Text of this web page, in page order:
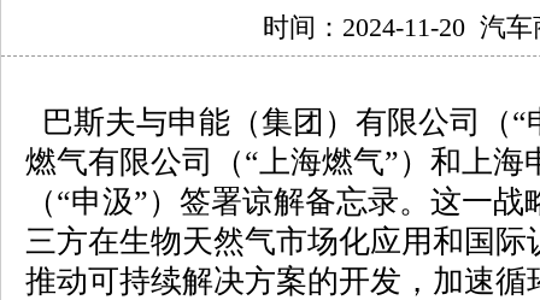
时间：2024-11-20 汽车
巴斯夫与申能（集团）有限公司（
燃气有限公司（“上海燃气”）和上
（“申汲”）签署谅解备忘录。这一
三方在生物天然气市场化应用和国
推动可持续解决方案的开发，加速循